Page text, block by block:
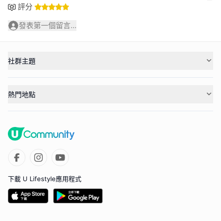
評分
發表第一個留言...
社群主題
熱門地點
下載 U Lifestyle應用程式